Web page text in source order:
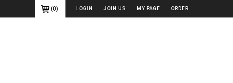
(0) LOGIN JOIN US MY PAGE ORDER